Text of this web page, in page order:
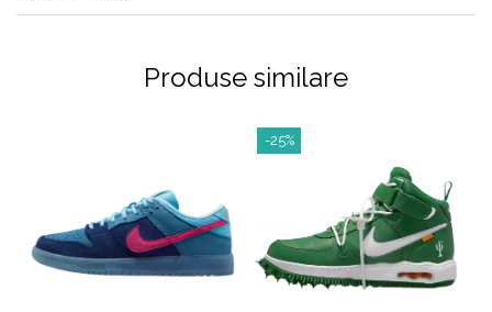
Speedcross
Platform Mini
Produse similare
-25%